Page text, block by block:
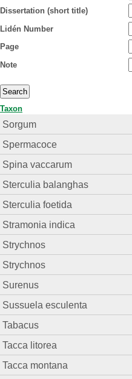
Dissertation (short title)
Lidén Number
Page
Note
Taxon
Sorgum
Spermacoce
Spina vaccarum
Sterculia balanghas
Sterculia foetida
Stramonia indica
Strychnos
Strychnos
Surenus
Sussuela esculenta
Tabacus
Tacca litorea
Tacca montana